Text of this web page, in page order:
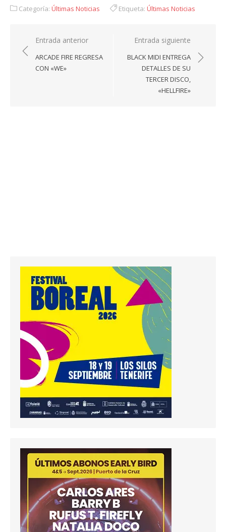
Categoría: Últimas Noticias Etiqueta: Últimas Noticias
Navegación
de
entradas
Entrada anterior
ARCADE FIRE REGRESA
CON «WE»
Entrada siguiente
BLACK MIDI ENTREGA
DETALLES DE SU
TERCER DISCO,
«HELLFIRE»